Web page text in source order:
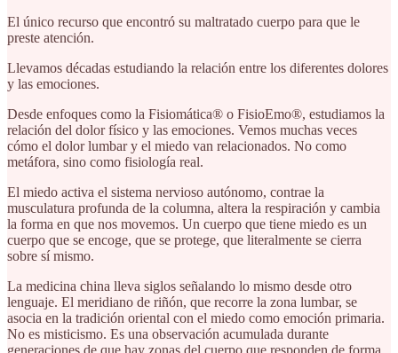
El único recurso que encontró su maltratado cuerpo para que le
preste atención.
Llevamos décadas estudiando la relación entre los diferentes dolores
y las emociones.
Desde enfoques como la Fisiomática® o FisioEmo®, estudiamos la
relación del dolor físico y las emociones. Vemos muchas veces
cómo el dolor lumbar y el miedo van relacionados. No como
metáfora, sino como fisiología real.
El miedo activa el sistema nervioso autónomo, contrae la
musculatura profunda de la columna, altera la respiración y cambia
la forma en que nos movemos. Un cuerpo que tiene miedo es un
cuerpo que se encoge, que se protege, que literalmente se cierra
sobre sí mismo.
La medicina china lleva siglos señalando lo mismo desde otro
lenguaje. El meridiano de riñón, que recorre la zona lumbar, se
asocia en la tradición oriental con el miedo como emoción primaria.
No es misticismo. Es una observación acumulada durante
generaciones de que hay zonas del cuerpo que responden de forma